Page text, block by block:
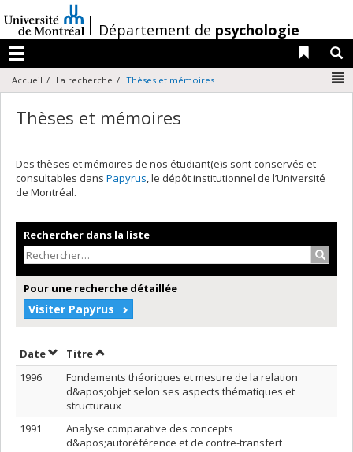
au
contenu
/Département de psychologie
Menu
Liens
Accueil La recherche Thèses et mémoires
Thèses et mémoires
Des thèses et mémoires de nos étudiant(e)s sont conservés et
consultables dans Papyrus, le dépôt institutionnel de l’Université
de Montréal.
Rechercher dans la liste
Pour une recherche détaillée
Visiter Papyrus
DateTrier par date en ordre croissant
TitreTrier par titre en ordre croissant
1996
Fondements théoriques et mesure de la relation
d&apos;objet selon ses aspects thématiques et
structuraux
1991
Analyse comparative des concepts
d&apos;autoréférence et de contre-transfert